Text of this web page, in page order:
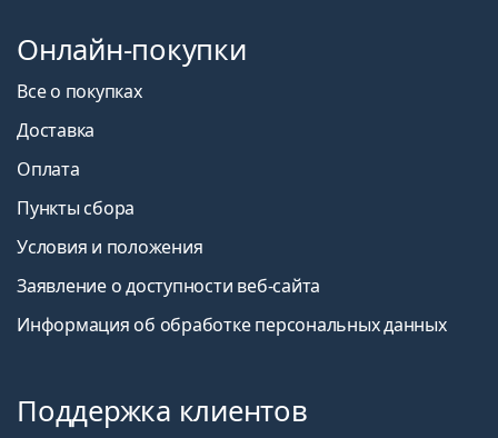
Онлайн-покупки
Все о покупках
Доставка
Оплата
Пункты сбора
Условия и положения
Заявление о доступности веб-сайта
Информация об обработке персональных данных
Поддержка клиентов